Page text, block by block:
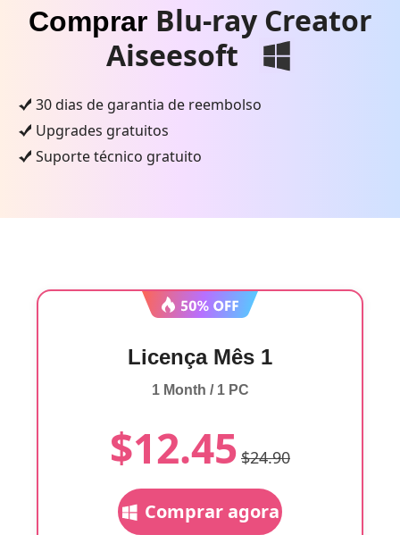
Comprar Blu-ray Creator
Aiseesoft
30 dias de garantia de reembolso
Upgrades gratuitos
Suporte técnico gratuito
Licença Mês 1
1 Month / 1 PC
$12.45 $24.90
Comprar agora